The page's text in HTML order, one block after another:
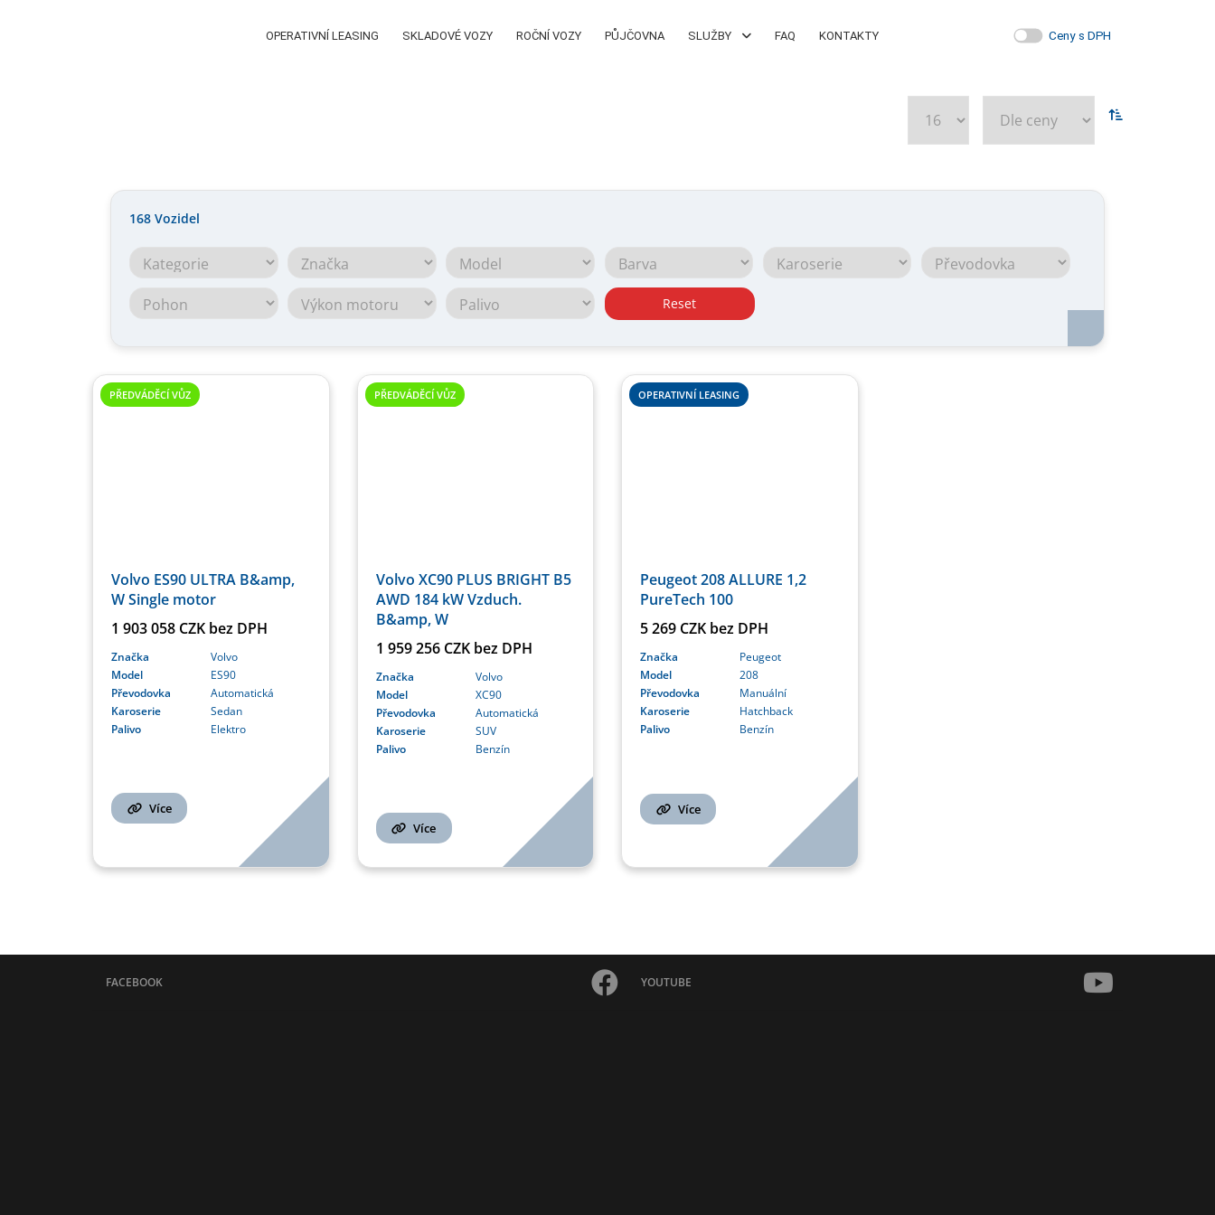
OPERATIVNÍ LEASING SKLADOVÉ VOZY ROČNÍ VOZY PŮJČOVNA SLUŽBY FAQ KONTAKTY Ceny s DPH
168 Vozidel
Reset
PŘEDVÁDĚCÍ VŮZ
Volvo ES90 ULTRA B&amp,
W Single motor
1 903 058 CZK bez DPH
Značka
Volvo
Model
ES90
Převodovka
Automatická
Karoserie
Sedan
Palivo
Elektro
Více
PŘEDVÁDĚCÍ VŮZ
Volvo XC90 PLUS BRIGHT B5
AWD 184 kW Vzduch.
B&amp, W
1 959 256 CZK bez DPH
Značka
Volvo
Model
XC90
Převodovka
Automatická
Karoserie
SUV
Palivo
Benzín
Více
OPERATIVNÍ LEASING
Peugeot 208 ALLURE 1,2
PureTech 100
5 269 CZK bez DPH
Značka
Peugeot
Model
208
Převodovka
Manuální
Karoserie
Hatchback
Palivo
Benzín
Více
FACEBOOK YOUTUBE